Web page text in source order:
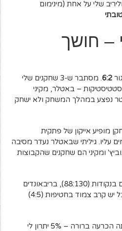
5 קטגוריות וליריב שלי על אחת (מינימום
– חושך
6:2
. מסתבר ש-3 שחקנים שלי
– באטלר, מקיני
נפצע במהלך המשחק ולא ישחק
מופיע אייקון של פתקית
עליו. גיליתי שבאטלר נעדר מסיבה
ומקיני הם שחקנים שהקבוצות
שמתי לב גם שנוצר פער עצום בנקודות (88:130), בריבאונדים
(30:42) ובשלשות (8:13) אבל יש קרב צמוד בחטיפות (4:5)
גם בקטגוריות האחוזים נראתה הכרעה ברורה – 5% יתרון לי